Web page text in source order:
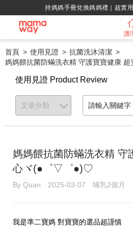
持媽媽手冊兌換媽媽禮｜超實
護
首頁 使用見證
抗菌洗沐清潔
媽媽餵抗菌防蟎洗衣精 守護寶寶健康
使用見證 Product Review
媽媽餵抗菌防蟎洗衣精 守
心ヾ(●゜▽゜●)♡ ​
By Quan 2025-03-07 哺乳2個月
我是準二寶媽 對寶寶的選品超謹慎